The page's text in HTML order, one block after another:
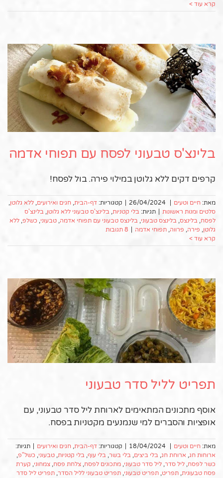
קרא עוד >
בלינצ'ס טבעוני לפסח עם תפוחי אדמה
קרפים דקים ללא גלוטן במילוי פירה. בול לפסח!
מאת: חיים וטעים 26/04/2024 קטגוריות: דף-הבית, חגים ואירועים, ללא גלוטן,
סלטים ומנות ראשונות
תגיות: בלי קטניות, בלינצ'ס טבעוני ללא גלוטן, בלינצ'ס
לפסח, בלינצס, בלינצס טבעוני, בלינצס טבעוני עם תפוחי אדמה, טבעוני, כשלפ, ללא
גלוטן, פירה, פרווה, תפוחי אדמה
8 תגובות
קרא עוד >
תפריט לליל סדר טבעוני
אוסף מתכונים המתאימים לארוחת ליל סדר טבעוני, עם
אופציות והסברים למי שנמנעים מקטניות בפסח.
מאת: חיים וטעים 18/04/2024 קטגוריות: דף-הבית, חגים ואירועים
תגיות:
ארוחות חג, ארוחת חג, בלי ביצים, בלי בשר, בלי עוף, בלי קטניות, טבעוני, כשל"פ,
כשר לפסח, ליל סדר, ליל סדר טבעוני, מתכונים לפסח, צלחת פסח, צמחוני, קערת
פסח טבעונית, תפריט, תפריט טבעוני, תפריט טבעוני לליל הסדר, תפריט ליל סדר